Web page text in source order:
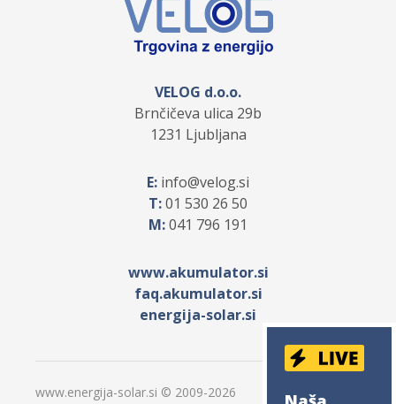
VELOG d.o.o.
Brnčičeva ulica 29b
1231 Ljubljana
E: info
velog.si
T:01 530 26 50
M:041 796 191
www.akumulator.si
faq.akumulator.si
energija-solar.si
www.energija-solar.si © 2009-2026